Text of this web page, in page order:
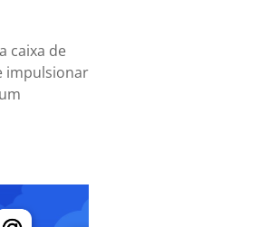
caixa de
impulsionar